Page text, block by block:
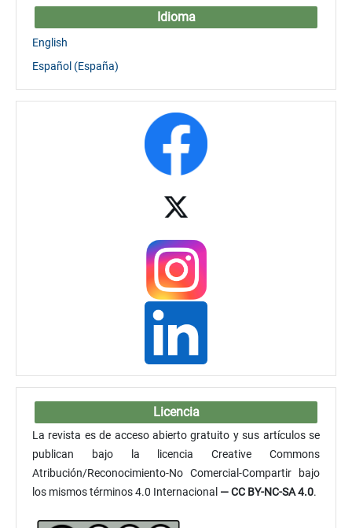
Idioma
English
Español (España)
Licencia
La revista es de acceso abierto gratuito y sus artículos se
publican bajo la licencia Creative Commons
Atribución/Reconocimiento-No Comercial-Compartir bajo
los mismos términos 4.0 Internacional — CC BY-NC-SA 4.0.